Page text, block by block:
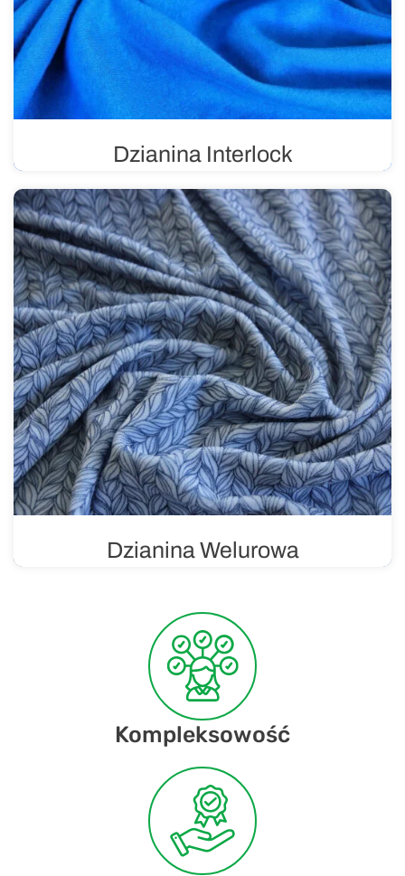
Dzianina Interlock
elastyczna i wytrzymała, stosowana głównie w produkcji
odzieży dziecięcej, sportowej i bielizny. Nadaje się do
nadruków.
Dzianina Welurowa
i przyjemna dla skóry. Welur jest uważany za materiał
luksusowy.
Kompleksowość